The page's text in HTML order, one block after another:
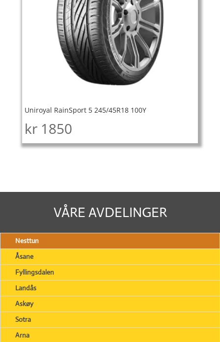
Uniroyal RainSport 5 245/45R18 100Y
kr 1850
VÅRE AVDELINGER
Nesttun
Åsane
Fyllingsdalen
Landås
Askøy
Sotra
Arna